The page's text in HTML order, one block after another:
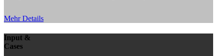
Mehr Details
Input &
Cases